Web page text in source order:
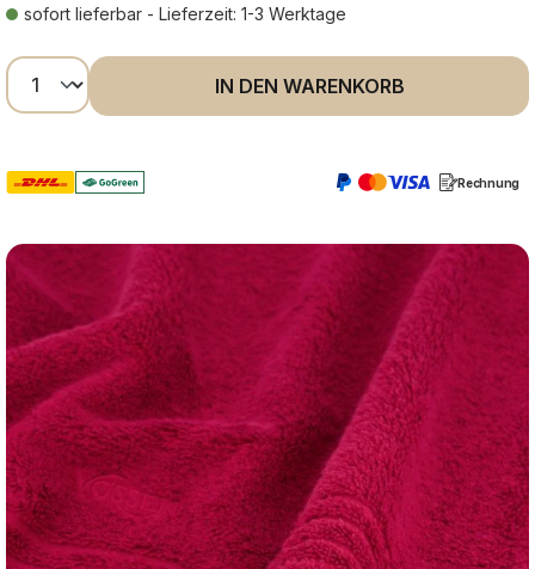
sofort lieferbar - Lieferzeit: 1-3 Werktage
Produkt Anzahl: Gib den gewünschten
IN DEN WARENKORB
Rechnung